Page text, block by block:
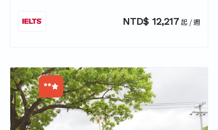
NTD$ 12,217 起 / 週
**
0.0
0.0